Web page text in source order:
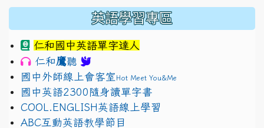
英語學習專區
仁和國中英語單字達人
仁和鷹聽
國中外師線上會客室Hot Meet You&Me
國中英語2300隨身讀單字書
COOL.ENGLISH英語線上學習
ABC互動英語教學節目